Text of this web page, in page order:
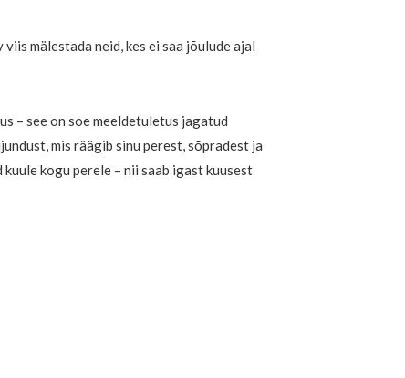
mälestada neid, kes ei saa jõulude ajal
– see on soe meeldetuletus jagatud
mis räägib sinu perest, sõpradest ja
kogu perele – nii saab igast kuusest